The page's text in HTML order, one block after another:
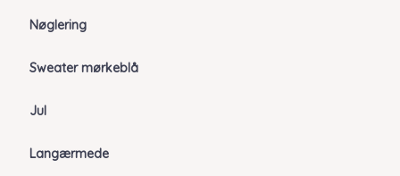
Nøglering
Sweater mørkeblå
Jul
Langærmede